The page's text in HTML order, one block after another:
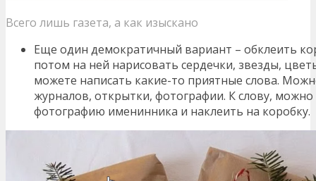
Всего лишь газета, а как изыскано
Еще один демократичный вариант – обклеить
потом на ней нарисовать сердечки, звезды,
можете написать какие-то приятные слова.
журналов, открытки, фотографии. К слову,
фотографию именинника и наклеить на коробку.